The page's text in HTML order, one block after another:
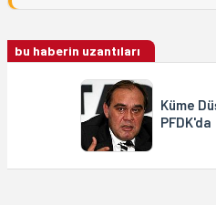
bu haberin uzantıları
Küme
PFDK'da